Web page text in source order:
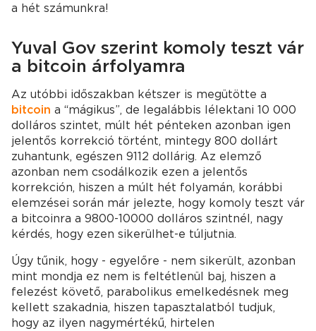
a hét számunkra!
Yuval Gov szerint komoly teszt vár
a bitcoin árfolyamra
Az utóbbi időszakban kétszer is megütötte a
bitcoin a “mágikus”, de legalábbis lélektani 10 000
dolláros szintet, múlt hét pénteken azonban igen
jelentős korrekció történt, mintegy 800 dollárt
zuhantunk, egészen 9112 dollárig. Az elemző
azonban nem csodálkozik ezen a jelentős
korrekción, hiszen a múlt hét folyamán, korábbi
elemzései során már jelezte, hogy komoly teszt vár
a bitcoinra a 9800-10000 dolláros szintnél, nagy
kérdés, hogy ezen sikerülhet-e túljutnia.
Úgy tűnik, hogy - egyelőre - nem sikerült, azonban
mint mondja ez nem is feltétlenül baj, hiszen a
felezést követő, parabolikus emelkedésnek meg
kellett szakadnia, hiszen tapasztalatból tudjuk,
hogy az ilyen nagymértékű, hirtelen